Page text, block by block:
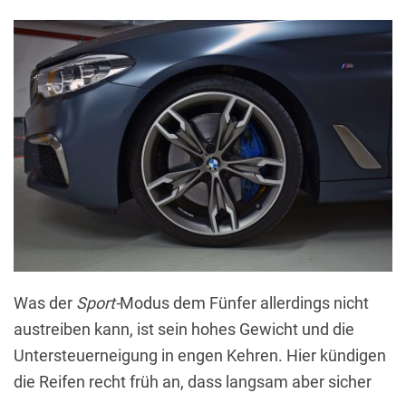
Was der Sport-Modus dem Fünfer allerdings nicht
austreiben kann, ist sein hohes Gewicht und die
Untersteuerneigung in engen Kehren. Hier kündigen
die Reifen recht früh an, dass langsam aber sicher